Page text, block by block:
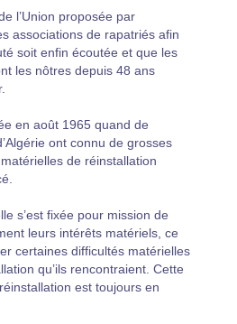
l’Union proposée par
associations de rapatriés afin
soit enfin écoutée et que les
les nôtres depuis 48 ans
en août 1965 quand de
ont connu de grosses
de réinstallation
s’est fixée pour mission de
leurs intérêts matériels, ce
certaines difficultés matérielles
qu’ils rencontraient. Cette
est toujours en